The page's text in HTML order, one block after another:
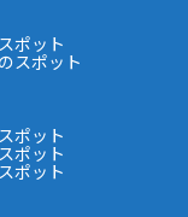
ポット
スポット
ポット
ポット
ポット